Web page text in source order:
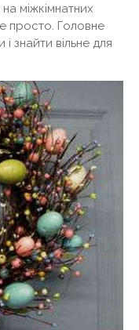
міжкімнатних
просто. Головне
і знайти вільне для